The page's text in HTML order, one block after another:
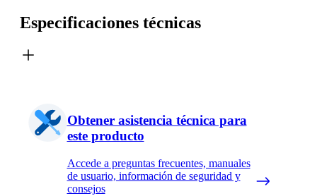
Especificaciones técnicas
Obtener asistencia técnica para
este producto
Accede a preguntas frecuentes, manuales
de usuario, información de seguridad y
consejos